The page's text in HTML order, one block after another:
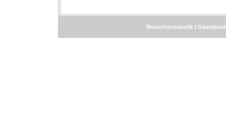
Besucherstatistik